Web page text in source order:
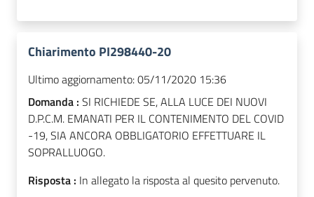
Chiarimento PI298440-20
Ultimo aggiornamento:05/11/2020 15:36
Domanda : SI RICHIEDE SE, ALLA LUCE DEI NUOVI
D.P.C.M. EMANATI PER IL CONTENIMENTO DEL COVID
-19, SIA ANCORA OBBLIGATORIO EFFETTUARE IL
SOPRALLUOGO.
Risposta : In allegato la risposta al quesito pervenuto.